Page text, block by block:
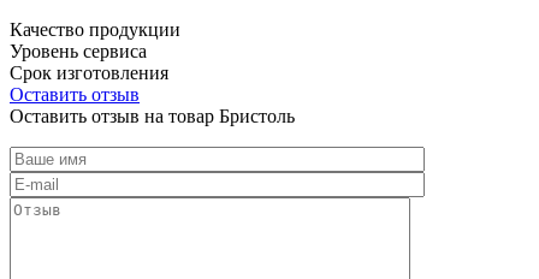
Качество продукции
Уровень сервиса
Срок изготовления
Оставить отзыв
Оставить отзыв на товар Бристоль